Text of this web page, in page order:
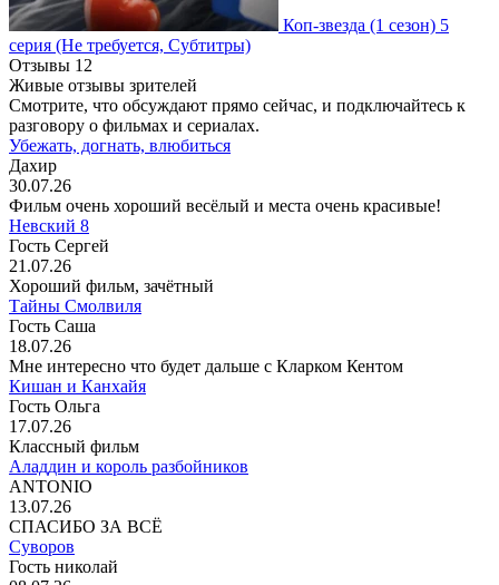
Коп-звезда (1 сезон) 5
серия (Не требуется, Субтитры)
Отзывы 12
Живые отзывы зрителей
Смотрите, что обсуждают прямо сейчас, и подключайтесь к
разговору о фильмах и сериалах.
Убежать, догнать, влюбиться
Дахир
30.07.26
Фильм очень хороший весёлый и места очень красивые!
Невский 8
Гость Сергей
21.07.26
Хороший фильм, зачётный
Тайны Смолвиля
Гость Саша
18.07.26
Мне интересно что будет дальше с Кларком Кентом
Кишан и Канхайя
Гость Ольга
17.07.26
Классный фильм
Аладдин и король разбойников
ANTONIO
13.07.26
СПАСИБО ЗА ВСЁ
Суворов
Гость николай